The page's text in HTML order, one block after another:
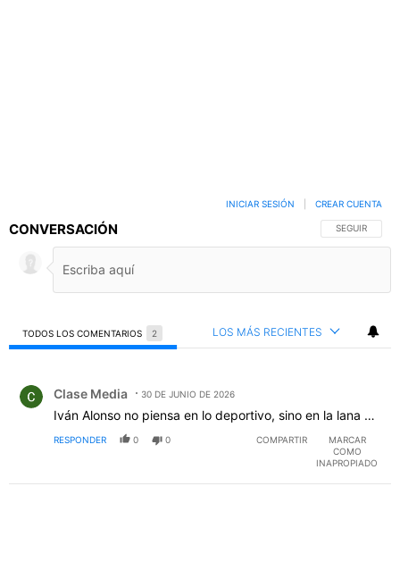
CONVERSACIÓN SIGA ESTA
SEGUIR
INICIAR SESIÓN CREAR CUENTA
TODOS LOS COMENTARIOS 2 LOS MÁS RECIENTES
Clase Media 30 DE JUNIO DE 2026
Iván Alonso no piensa en lo deportivo, sino en la lana …
RESPONDER 0 0 COMPARTIR
MARCAR
COMO
INAPROPIADO